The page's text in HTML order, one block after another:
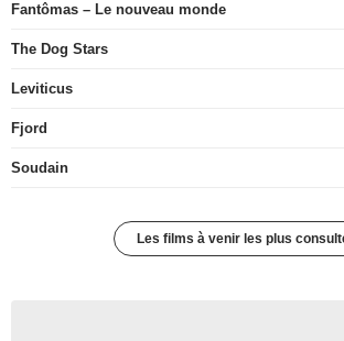
Fantômas – Le nouveau monde
The Dog Stars
Leviticus
Fjord
Soudain
Les films à venir les plus